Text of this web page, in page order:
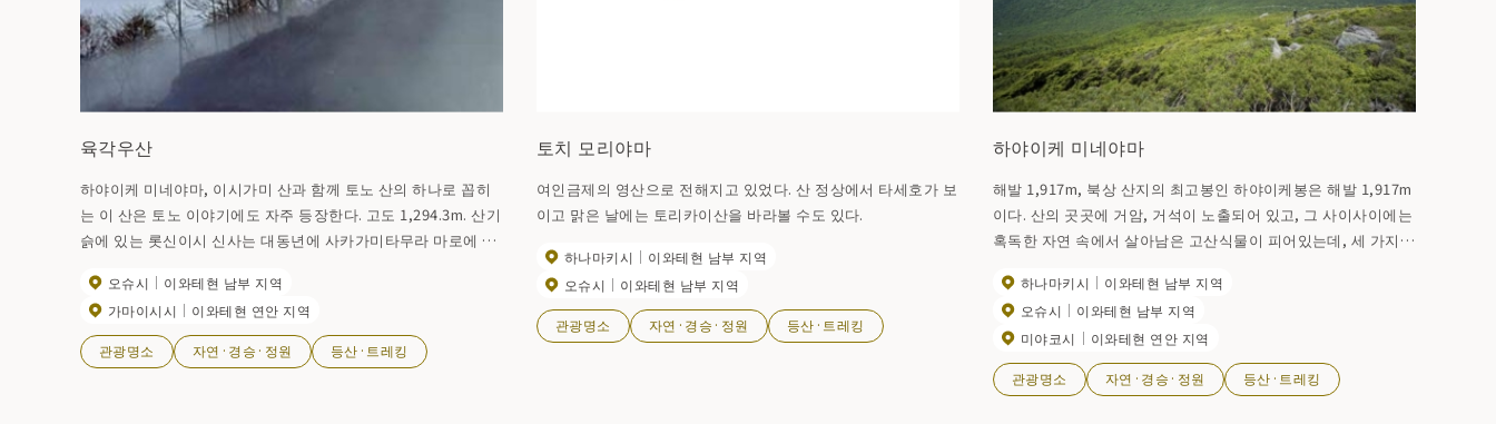
육각우산
하야이케 미네야마, 이시가미 산과 함께 토노 산의 하나로 꼽히
는 이 산은 토노 이야기에도 자주 등장한다. 고도 1,294.3m. 산기
슭에 있는 롯신이시 신사는 대동년에 사카가미타무라 마로에 의
개로 향하는 현도변에 있는 곶 앞 버스 정류장 근처에는 육각규
신사가 있어, 거기에서 등산구로 향한다. 2 합목을 지나 나라 너
도밤나무 숲에 둘러싸여 가는 손은 갑자기, 6 합목 부근에서는
하쿠산 치도리가 눈을 즐겁게 해준다. 또한 롯신이시 신사 오쿠
오슈시
이와테현 남부 지역
가마이시시
이와테현 연안 지역
관광명소 자연·경승·정원 등산·트레킹
토치 모리야마
여인금제의 영산으로 전해지고 있었다. 산 정상에서 타세호가 보
이고 맑은 날에는 토리카이산을 바라볼 수도 있다.
하나마키시
이와테현 남부 지역
오슈시
이와테현 남부 지역
관광명소 자연·경승·정원 등산·트레킹
하야이케 미네야마
해발 1,917m, 북상 산지의 최고봉인 하야이케봉은 해발 1,917m
이다. 산의 곳곳에 거암, 거석이 노출되어 있고, 그 사이사이에는
혹독한 자연 속에서 살아남은 고산식물이 피어있는데, 세 가지
이다. 가파른 경사면이지만 초보자도 약 3시간이면 정상에 도착
할 수 있다. 고산 식물로 유명한 사와이케미네산은 수림대의 단
풍도 아름답고, 사문암으로 이루어진 사와이케미네산 기슭에 선
명한 단풍이 펼쳐지는 모습은 산기슭에서 올려다보는 경치의 아
름다움은 물론, 5합목 부근에서 내려다보는 파노라마도 절경이
하나마키시
이와테현 남부 지역
오슈시
이와테현 남부 지역
미야코시
이와테현 연안 지역
관광명소 자연·경승·정원 등산·트레킹